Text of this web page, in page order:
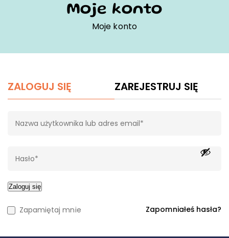
Moje konto
Moje konto
ZALOGUJ SIĘ ZAREJESTRUJ SIĘ
Zaloguj się
Zapamiętaj mnie Zapomniałeś hasła?